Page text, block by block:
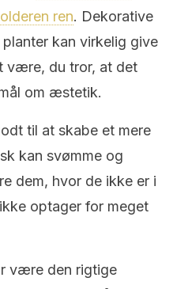
ren. Dekorative
kan virkelig give
være, du tror, at det
om æstetik.
til at skabe et mere
kan svømme og
dem, hvor de ikke er i
optager for meget
være den rigtige